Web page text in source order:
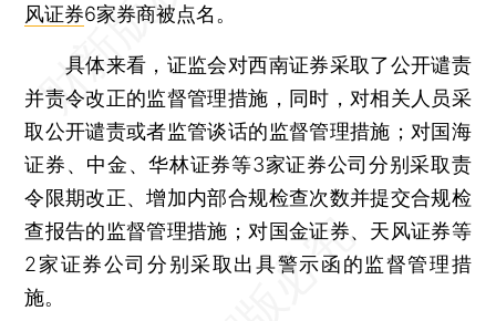
风证券6家券商被点名。
具体来看，证监会对西南证券采取了公开谴责
并责令改正的监督管理措施，同时，对相关人员采
取公开谴责或者监管谈话的监督管理措施；对国海
证券、中金、华林证券等3家证券公司分别采取责
令限期改正、增加内部合规检查次数并提交合规检
查报告的监督管理措施；对国金证券、天风证券等
2家证券公司分别采取出具警示函的监督管理措
施。